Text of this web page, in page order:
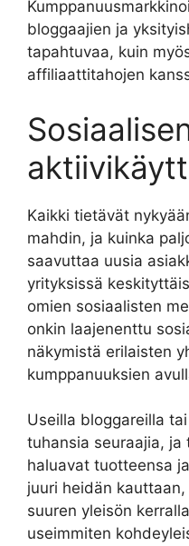
bloggaajien ja
tapahtuvaa, kuin
affiliaattitahojen
Kaikki tietävät
mahdin, ja kuinka
saavuttaa uusia
yrityksissä
omien sosiaalisten
onkin laajenenttu
näkymistä erilaisten
kumppanuuksien
Useilla bloggareilla
tuhansia seuraajia,
haluavat tuotteensa
juuri heidän
suuren yleisön
useimmiten